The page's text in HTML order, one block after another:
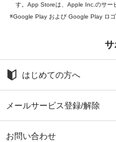
す。App Storeは、Apple Inc.のサー
Google Play および Google Play ロ
サ
はじめての方へ
メールサービス登録/解除
お問い合わせ